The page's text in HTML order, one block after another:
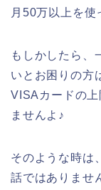
月50万以上を使
もしかしたら、
いとお困りの方
VISAカードの
ませんよ♪
そのような時は
話ではありませ